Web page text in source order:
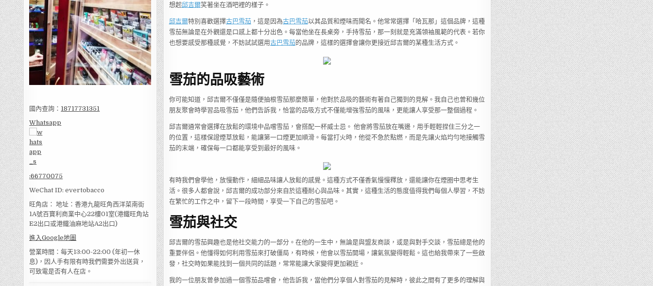
國內查詢： 18717731351
Whatsapp
:66770075
WeChat ID: evertobacco
旺角店： 地址：香港九龍旺角西洋菜南街
1A號百寶利商業中心22樓01室(港鐵旺角站
E2出口或港鐵油麻地站A2出口)
進入Google地圖
營業時間：每天13:00-22:00 (年初一休
息)，因人手有限有時我們需要外出送貨，
可致電是否有人在店。
史
上
獨
樹
一
幟
想起邱吉爾笑著坐在酒吧裡的樣子。
邱吉爾特別喜歡選擇古巴雪茄，這是因為古巴雪茄以其品質和煙味而聞名。他常常選擇「哈瓦那」這個品牌，這種
雪茄無論是在外觀還是口感上都十分出色。每當他坐在長桌旁，手持雪茄，那一刻就是充滿領袖風範的代表。若你
也想要感受那種感覺，不妨試試選用古巴雪茄的品牌，這樣的選擇會讓你更接近邱吉爾的某種生活方式。
雪茄的品吸藝術
你可能知道，邱吉爾不僅僅是隨便抽根雪茄那麼簡單，他對於品吸的藝術有著自己獨到的見解。我自己也曾和幾位
朋友聚會時學習品吸雪茄，他們告訴我，恰當的品吸方式不僅能增強雪茄的風味，更能讓人享受那一整個過程。
邱吉爾通常會選擇在放鬆的環境中品嚐雪茄，會搭配一杯威士忌。 他會將雪茄放在嘴邊，用手輕輕捏住三分之一
的位置，這樣保證煙草放鬆，能讓第一口煙更加順滑。每當打火時，他從不急於點燃，而是先讓火焰均勻地接觸雪
茄的末端，確保每一口都能享受到最好的風味。
有時我們會學他，放慢動作，細細品味讓人放鬆的感覺。這種方式不僅香氣慢慢釋放，還能讓你在煙圈中思考生
活。很多人都會說，邱吉爾的成功部分來自於這種耐心與品味。其實，這種生活的態度值得我們每個人學習，不妨
在繁忙的工作之中，留下一段時間，享受一下自己的雪茄吧。
雪茄與社交
邱吉爾的雪茄興趣也是他社交能力的一部分。在他的一生中，無論是與盟友商談，或是與對手交談，雪茄總是他的
重要伴侶。他懂得如何利用雪茄來打破僵局，有時候，他會以雪茄開場，讓氣氛變得輕鬆。這也給我帶來了一些啟
發，社交時如果能找到一個共同的話題，常常能讓大家變得更加親近。
我的一位朋友曾參加過一個雪茄品嚐會，他告訴我，當他們分享個人對雪茄的見解時，彼此之間有了更多的理解與